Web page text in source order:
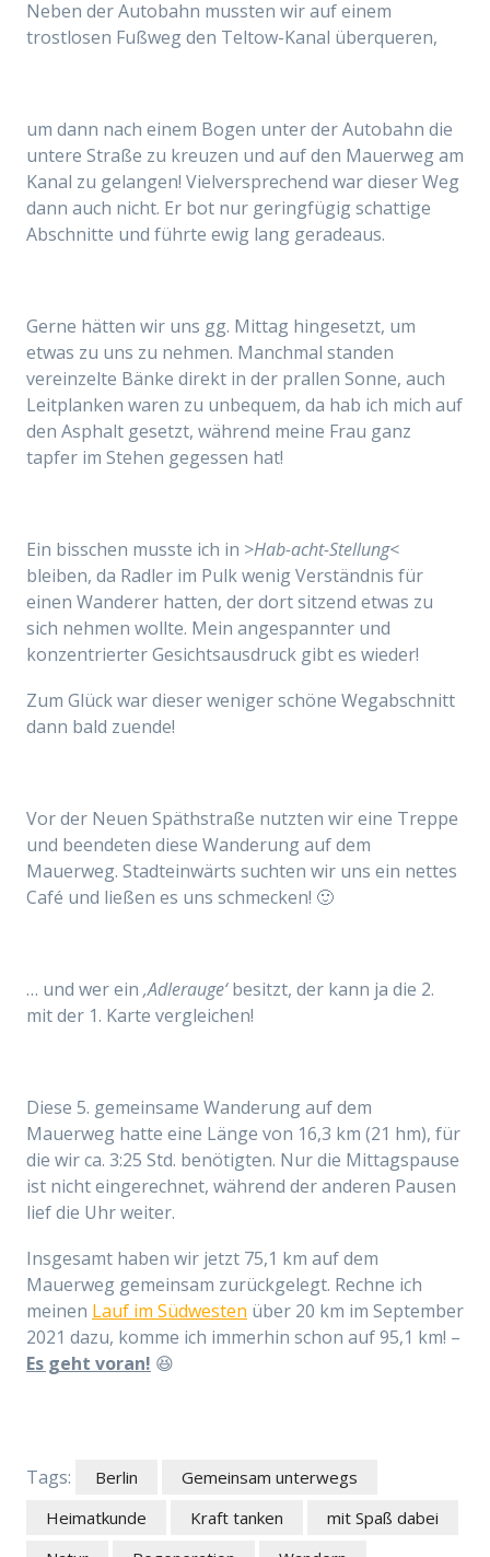
Neben der Autobahn mussten wir auf einem
trostlosen Fußweg den Teltow-Kanal überqueren,
um dann nach einem Bogen unter der Autobahn die
untere Straße zu kreuzen und auf den Mauerweg am
Kanal zu gelangen! Vielversprechend war dieser Weg
dann auch nicht. Er bot nur geringfügig schattige
Abschnitte und führte ewig lang geradeaus.
Gerne hätten wir uns gg. Mittag hingesetzt, um
etwas zu uns zu nehmen. Manchmal standen
vereinzelte Bänke direkt in der prallen Sonne, auch
Leitplanken waren zu unbequem, da hab ich mich auf
den Asphalt gesetzt, während meine Frau ganz
tapfer im Stehen gegessen hat!
Ein bisschen musste ich in >Hab-acht-Stellung<
bleiben, da Radler im Pulk wenig Verständnis für
einen Wanderer hatten, der dort sitzend etwas zu
sich nehmen wollte. Mein angespannter und
konzentrierterGesichtsausdruck gibt es wieder!
Zum Glück war dieser weniger schöne Wegabschnitt
dann bald zuende!
Vor der Neuen Späthstraße nutzten wir eine Treppe
und beendeten diese Wanderung auf dem
Mauerweg. Stadteinwärts suchten wir uns ein nettes
Café und ließen es uns schmecken! 🙂
… und wer ein ‚Adlerauge‘besitzt, der kann ja die 2.
mit der 1. Karte vergleichen!
Diese 5. gemeinsame Wanderung auf dem
Mauerweg hatte eine Länge von 16,3 km (21 hm), für
die wir ca. 3:25 Std. benötigten. Nur die Mittagspause
ist nicht eingerechnet, während der anderen Pausen
lief die Uhr weiter.
Insgesamt haben wir jetzt 75,1 km auf dem
Mauerweg gemeinsam zurückgelegt. Rechne ich
meinen Lauf im Südwesten über 20 km im September
2021 dazu, komme ich immerhin schon auf 95,1 km! –
Es geht voran! 😆
Tags: Berlin
Gemeinsam unterwegs
Heimatkunde
Kraft tanken
mit Spaß dabei